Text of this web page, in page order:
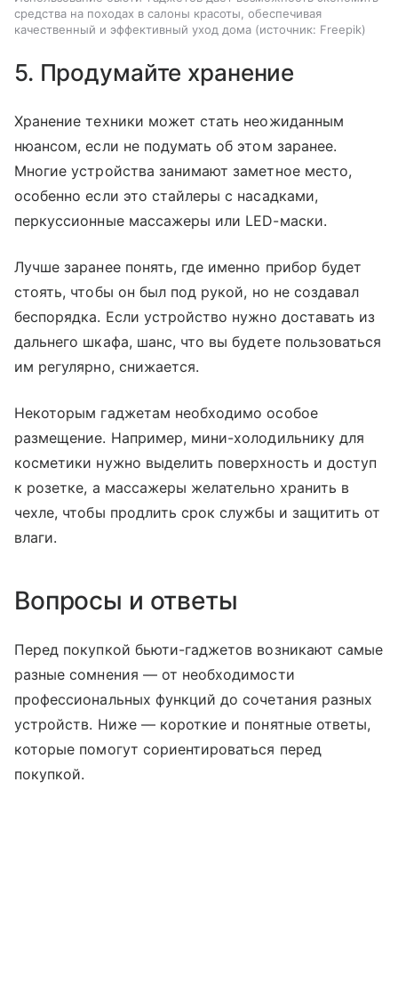
средства на походах в салоны красоты, обеспечивая
качественный и эффективный уход дома
источник: Freepik
5. Продумайте хранение
Хранение техники может стать неожиданным
нюансом, если не подумать об этом заранее.
Многие устройства занимают заметное место,
особенно если это стайлеры с насадками,
перкуссионные массажеры или LED-маски.
Лучше заранее понять, где именно прибор будет
стоять, чтобы он был под рукой, но не создавал
беспорядка. Если устройство нужно доставать из
дальнего шкафа, шанс, что вы будете пользоваться
им регулярно, снижается.
Некоторым гаджетам необходимо особое
размещение. Например, мини-холодильнику для
косметики нужно выделить поверхность и доступ
к розетке, а массажеры желательно хранить в
чехле, чтобы продлить срок службы и защитить от
влаги.
Вопросы и ответы
Перед покупкой бьюти-гаджетов возникают самые
разные сомнения — от необходимости
профессиональных функций до сочетания разных
устройств. Ниже — короткие и понятные ответы,
которые помогут сориентироваться перед
покупкой.